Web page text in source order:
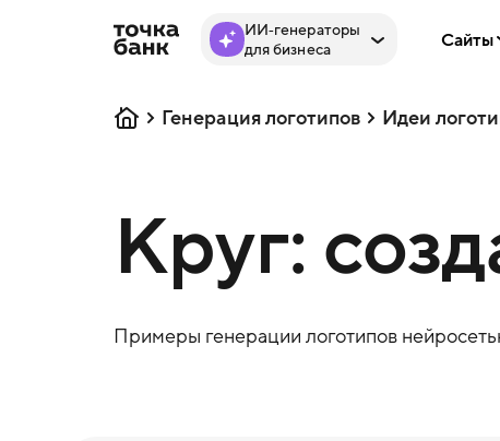
ИИ‑генераторы
для бизнеса
Сайты
Генерация логотипов Идеи
Круг:
Примеры генерации логотипов